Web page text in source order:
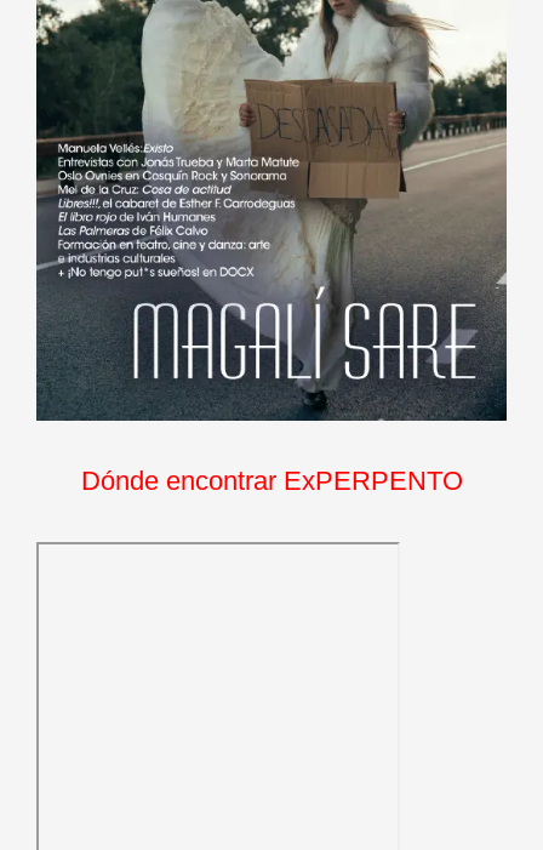
Dónde encontrar ExPERPENTO